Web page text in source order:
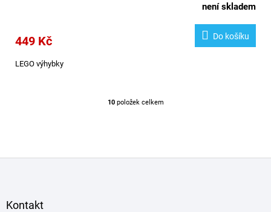
není skladem
449 Kč Do košíku
LEGO výhybky
O
10položek celkem
Kontakt